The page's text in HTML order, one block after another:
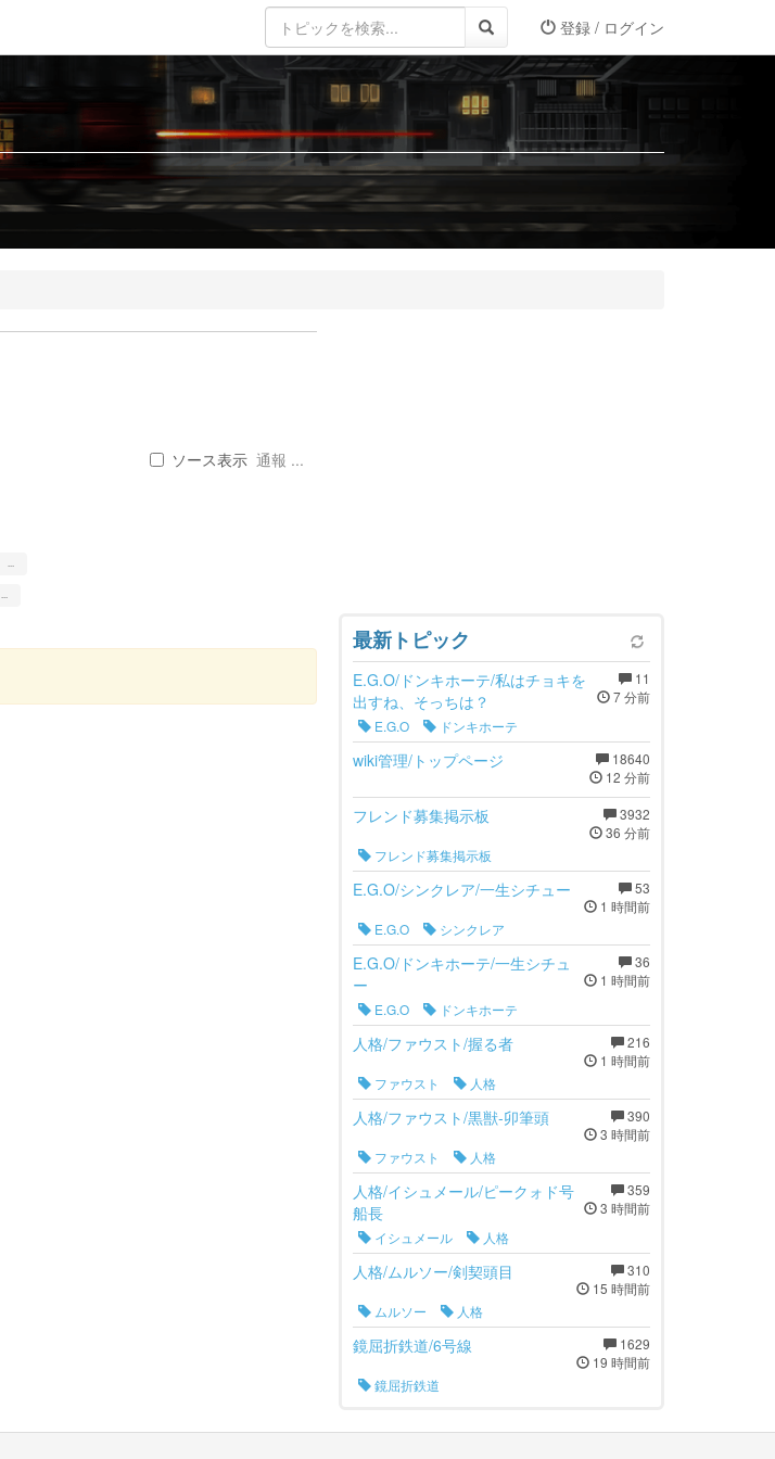
登録 / ログイン
ソース表示 通報 ...
最新トピック
11
7 分前
E.G.O/ドンキホーテ/私はチョキを
出すね、そっちは？
E.G.O
ドンキホーテ
18640
12 分前
wiki管理/トップページ
3932
36 分前
フレンド募集掲示板
フレンド募集掲示板
53
1 時間前
E.G.O/シンクレア/一生シチュー
E.G.O
シンクレア
36
1 時間前
E.G.O/ドンキホーテ/一生シチュ
ー
E.G.O
ドンキホーテ
216
1 時間前
人格/ファウスト/握る者
ファウスト
人格
390
3 時間前
人格/ファウスト/黒獣-卯筆頭
ファウスト
人格
359
3 時間前
人格/イシュメール/ピークォド号
船長
イシュメール
人格
310
15 時間前
人格/ムルソー/剣契頭目
ムルソー
人格
1629
19 時間前
鏡屈折鉄道/6号線
鏡屈折鉄道